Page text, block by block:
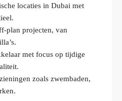
locaties in Dubai met
plan projecten, van
met focus op tijdige
zoals zwembaden,